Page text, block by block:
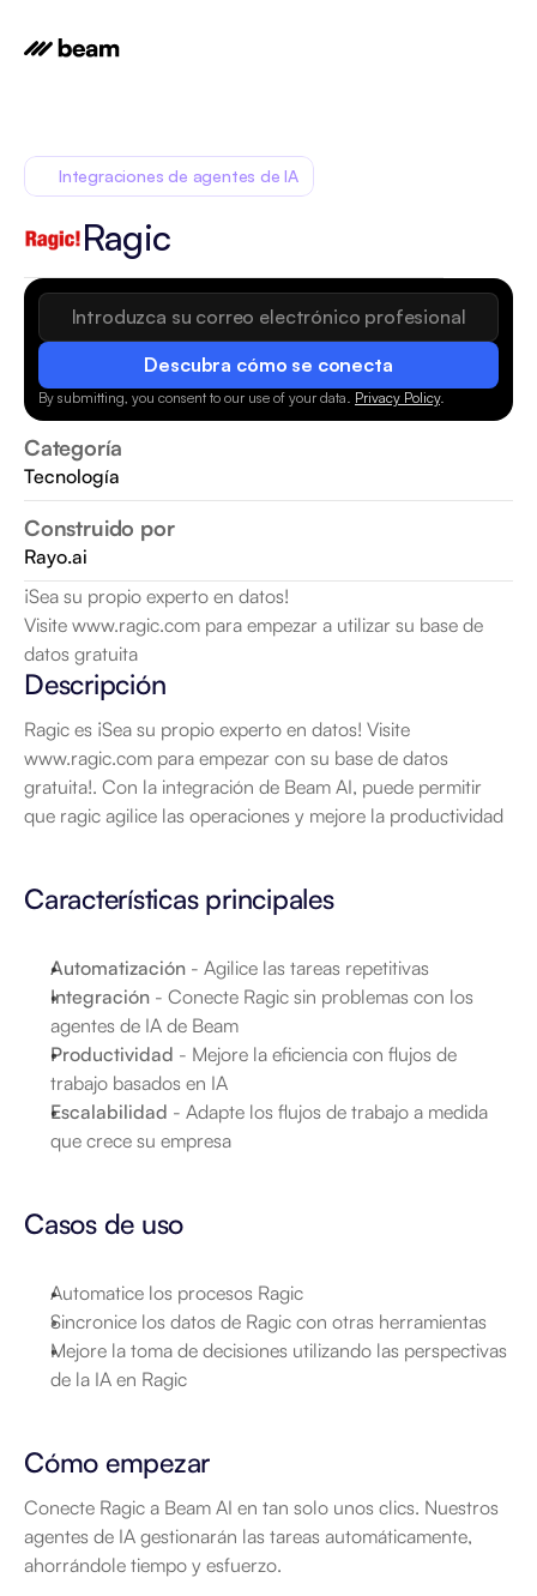
Descubra cómo se conecta
By submitting, you consent to our use of your data. Privacy Policy.
Categoría
Tecnología
Construido por
Rayo.ai
Integraciones de agentes de IA
Ragic
¡Sea su propio experto en datos!
Visite www.ragic.com para empezar a utilizar su base de
datos gratuita
Descripción
Ragic es ¡Sea su propio experto en datos! Visite
www.ragic.com para empezar con su base de datos
gratuita!. Con la integración de Beam AI, puede permitir
que ragic agilice las operaciones y mejore la productividad
Características principales
Automatización - Agilice las tareas repetitivas
Integración - Conecte Ragic sin problemas con los
agentes de IA de Beam
Productividad - Mejore la eficiencia con flujos de
trabajo basados en IA
Escalabilidad - Adapte los flujos de trabajo a medida
que crece su empresa
Casos de uso
Automatice los procesos Ragic
Sincronice los datos de Ragic con otras herramientas
Mejore la toma de decisiones utilizando las perspectivas
de la IA en Ragic
Cómo empezar
Conecte Ragic a Beam AI en tan solo unos clics. Nuestros
agentes de IA gestionarán las tareas automáticamente,
ahorrándole tiempo y esfuerzo.